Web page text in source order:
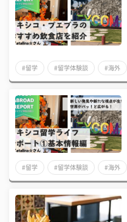
#留学 #留学体験談 #海外
#留学 #留学体験談 #海外